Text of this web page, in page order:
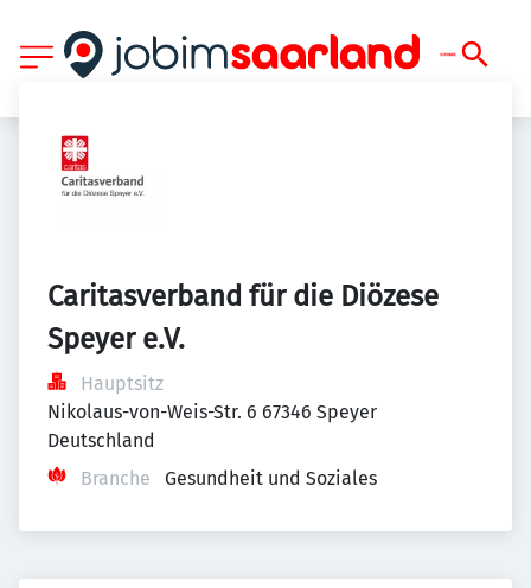
Caritasverband für die Diözese
Speyer e.V.
Hauptsitz
Nikolaus-von-Weis-Str. 6 67346 Speyer
Deutschland
Branche
Gesundheit und Soziales